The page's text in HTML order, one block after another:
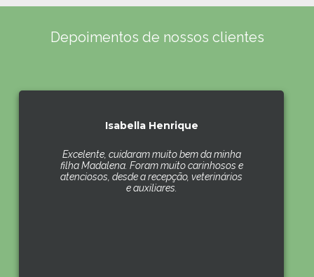
Depoimentos de nossos clientes
Isabella Henrique
Excelente, cuidaram muito bem da minha
filha Madalena. Foram muito carinhosos e
atenciosos, desde a recepção, veterinários
e auxiliares.